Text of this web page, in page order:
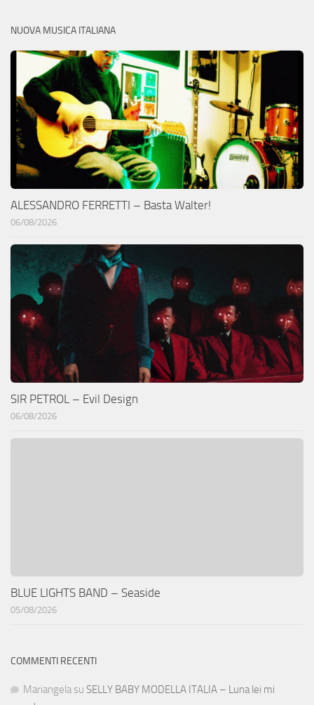
NUOVA MUSICA ITALIANA
ALESSANDRO FERRETTI – Basta Walter!
06/08/2026
SIR PETROL – Evil Design
06/08/2026
BLUE LIGHTS BAND – Seaside
05/08/2026
COMMENTI RECENTI
Mariangela su SELLY BABY MODELLA ITALIA – Luna lei mi